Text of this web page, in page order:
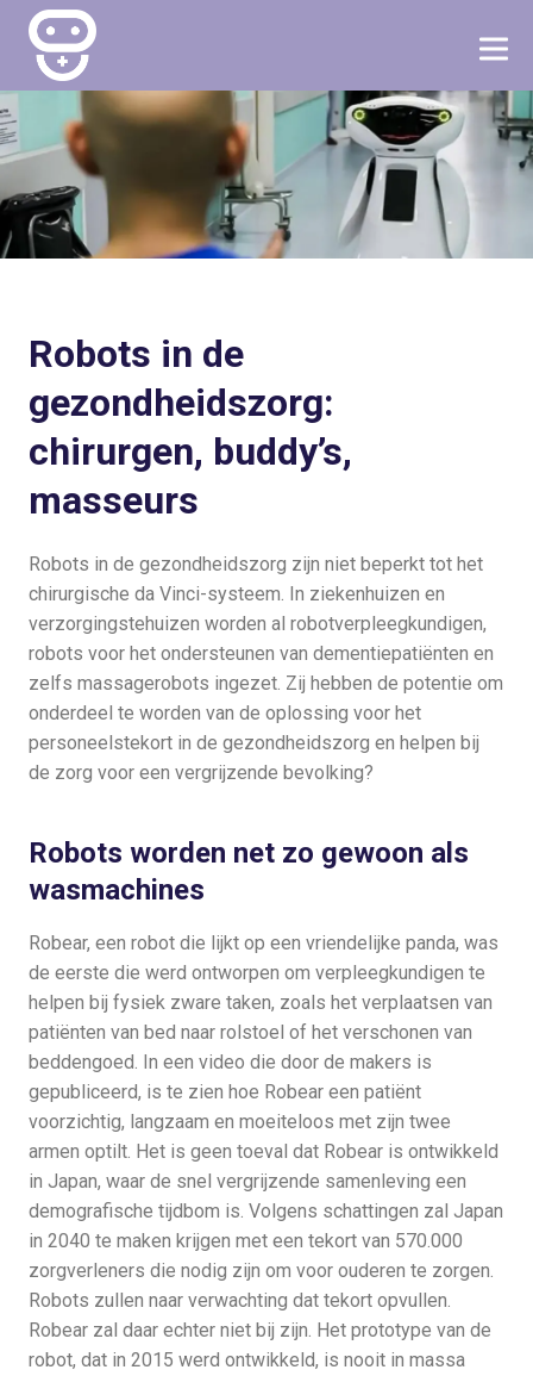
Robots in de
gezondheidszorg:
chirurgen, buddy’s,
masseurs
Robots in de gezondheidszorg zijn niet beperkt tot het
chirurgische da Vinci-systeem. In ziekenhuizen en
verzorgingstehuizen worden al robotverpleegkundigen,
robots voor het ondersteunen van dementiepatiënten en
zelfs massagerobots ingezet. Zij hebben de potentie om
onderdeel te worden van de oplossing voor het
personeelstekort in de gezondheidszorg en helpen bij
de zorg voor een vergrijzende bevolking?
Robots worden net zo gewoon als
wasmachines
Robear, een robot die lijkt op een vriendelijke panda, was
de eerste die werd ontworpen om verpleegkundigen te
helpen bij fysiek zware taken, zoals het verplaatsen van
patiënten van bed naar rolstoel of het verschonen van
beddengoed. In een video die door de makers is
gepubliceerd, is te zien hoe Robear een patiënt
voorzichtig, langzaam en moeiteloos met zijn twee
armen optilt. Het is geen toeval dat Robear is ontwikkeld
in Japan, waar de snel vergrijzende samenleving een
demografische tijdbom is. Volgens schattingen zal Japan
in 2040 te maken krijgen met een tekort van 570.000
zorgverleners die nodig zijn om voor ouderen te zorgen.
Robots zullen naar verwachting dat tekort opvullen.
Robear zal daar echter niet bij zijn. Het prototype van de
robot, dat in 2015 werd ontwikkeld, is nooit in massa